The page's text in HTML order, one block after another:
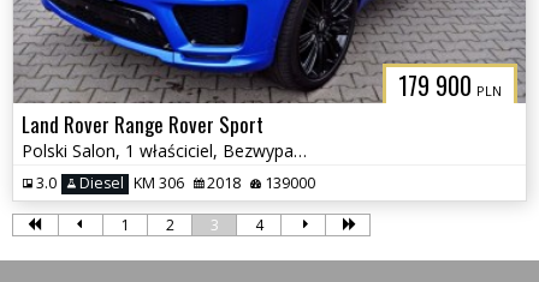
179 900 PLN
Land Rover Range Rover Sport
Polski Salon, 1 właściciel, Bezwypadkowy, Najbogatsza wersja
3.0 Diesel KM 306 2018 139000
1 2 3 4